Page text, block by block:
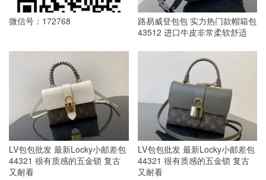
微信号：172768
路易威登包包 实力热门款帽箱包
43512 进口牛皮非常柔软舒适
LV包包批发 最新Locky小邮差包
44321 很有质感的五金锁 复古
又耐看
LV包包批发 最新Locky小邮差包
44321 很有质感的五金锁 复古
又耐看